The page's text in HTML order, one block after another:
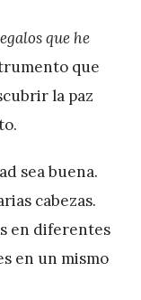
que he
que
la paz
sea buena.
cabezas.
en diferentes
en un mismo